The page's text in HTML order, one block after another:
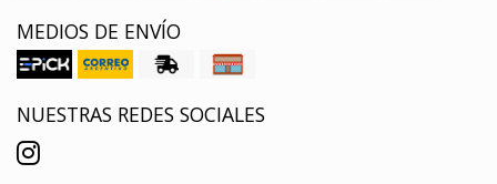
MEDIOS DE ENVÍO
NUESTRAS REDES SOCIALES